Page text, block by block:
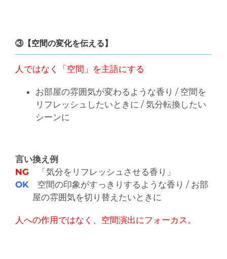
③【空間の変化を伝える】
人ではなく「空間」を主語にする
お部屋の雰囲気が変わるような香り / 空間を
リフレッシュしたいときに / 気分転換したい
シーンに
言い換え例
NG 「気分をリフレッシュさせる香り」
OK空間の印象がすっきりするような香り / お部
屋の雰囲気を切り替えたいときに
人への作用ではなく、空間演出にフォーカス。